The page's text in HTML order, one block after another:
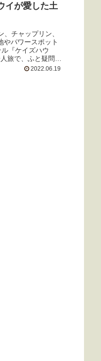
イが愛した土
、チャップリン、
やパワースポット
『ケイズハウ
旅で、ふと疑問に
2022.06.19